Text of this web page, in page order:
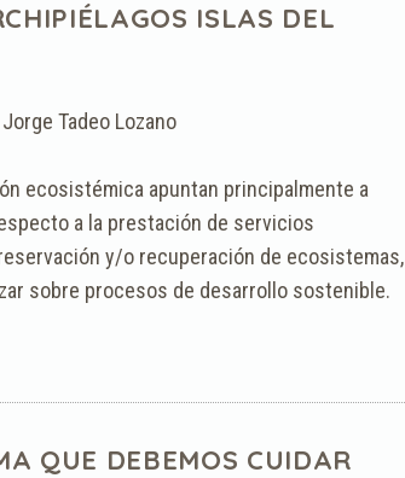
ISLAS DEL
Tadeo Lozano
ecosistémica apuntan principalmente a
a la prestación de servicios
y/o recuperación de ecosistemas,
sobre procesos de desarrollo sostenible.
QUE DEBEMOS CUIDAR